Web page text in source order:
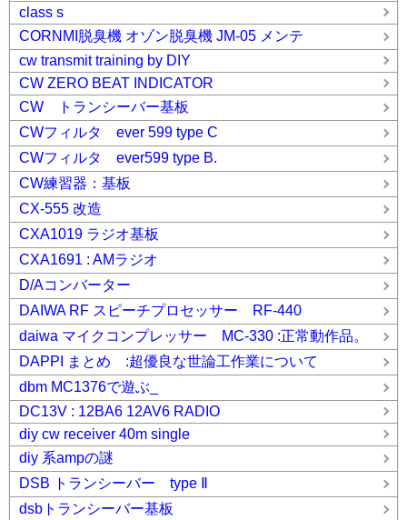
class s
CORNMI脱臭機 オゾン脱臭機 JM-05 メンテ
cw transmit training by DIY
CW ZERO BEAT INDICATOR
CW トランシーバー基板
CWフィルタ ever 599 type C
CWフィルタ ever599 type B.
CW練習器：基板
CX-555 改造
CXA1019 ラジオ基板
CXA1691 : AMラジオ
D/Aコンバーター
DAIWA RF スピーチプロセッサー RF-440
daiwa マイクコンプレッサー MC-330 :正常動作品。
DAPPI まとめ :超優良な世論工作業について
dbm MC1376で遊ぶ_
DC13V : 12BA6 12AV6 RADIO
diy cw receiver 40m single
diy 系ampの謎
DSB トランシーバー type Ⅱ
dsbトランシーバー基板